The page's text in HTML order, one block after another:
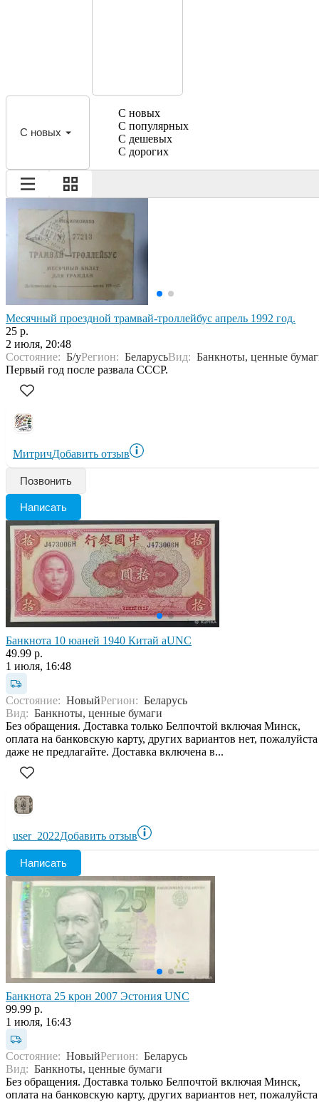
С новых
С новых
С популярных
С дешевых
С дорогих
Месячный проездной трамвай-троллейбус апрель 1992 год.
25 р.
2 июля, 20:48
Состояние: Б/уРегион: БеларусьВид: Банкноты, ценные
Первый год после развала СССР.
МитричДобавить отзыв
Позвонить
Написать
Банкнота 10 юаней 1940 Китай aUNC
49.99 р.
1 июля, 16:48
Состояние: НовыйРегион: Беларусь
Вид: Банкноты, ценные бумаги
Без обращения. Доставка только Белпочтой включая Минск,
оплата на банковскую карту, других вариантов нет, пожалуйста
даже не предлагайте. Доставка включена в...
user_2022Добавить отзыв
Написать
Банкнота 25 крон 2007 Эстония UNC
99.99 р.
1 июля, 16:43
Состояние: НовыйРегион: Беларусь
Вид: Банкноты, ценные бумаги
Без обращения. Доставка только Белпочтой включая Минск,
оплата на банковскую карту, других вариантов нет, пожалуйста